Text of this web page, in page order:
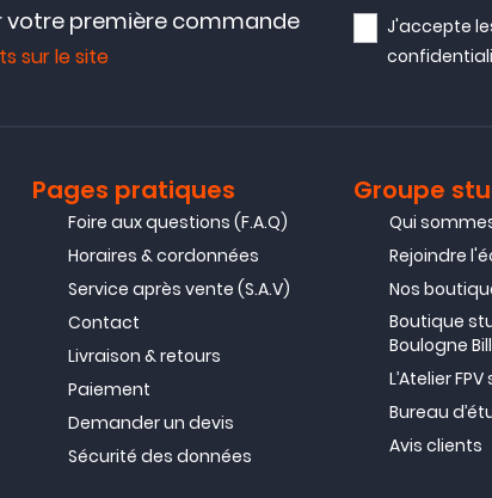
votre première commande
sur le site
J'accepte
Pages pratiques
Foire aux questions (F.A.Q)
Horaires & cordonnées
Service après vente (S.A.V)
Contact
Livraison & retours
Paiement
Demander un devis
Sécurité des données
Groupe
Qui
Rejoindre
Nos
Boutique
Boulogne
L’Atelier
Bureau
Avis clients